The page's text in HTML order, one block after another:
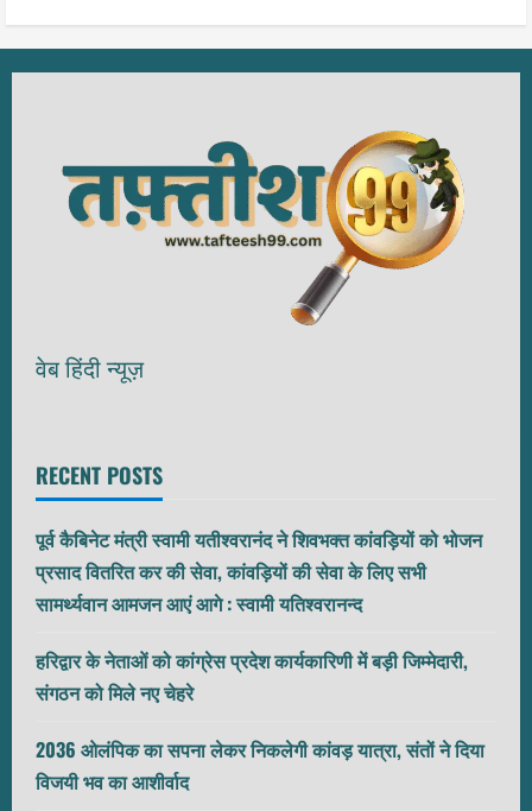
वेब हिंदी न्यूज़
RECENT POSTS
पूर्व कैबिनेट मंत्री स्वामी यतीश्वरानंद ने शिवभक्त कांवड़ियों को भोजन
प्रसाद वितरित कर की सेवा, कांवड़ियों की सेवा के लिए सभी
सामर्थ्यवान आमजन आएं आगे : स्वामी यतिश्वरानन्द
हरिद्वार के नेताओं को कांग्रेस प्रदेश कार्यकारिणी में बड़ी जिम्मेदारी,
संगठन को मिले नए चेहरे
2036 ओलंपिक का सपना लेकर निकलेगी कांवड़ यात्रा, संतों ने दिया
विजयी भव का आशीर्वाद